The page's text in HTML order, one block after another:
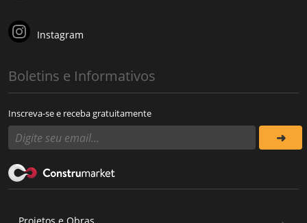
Instagram
Boletins e Informativos
Inscreva-se e receba gratuitamente